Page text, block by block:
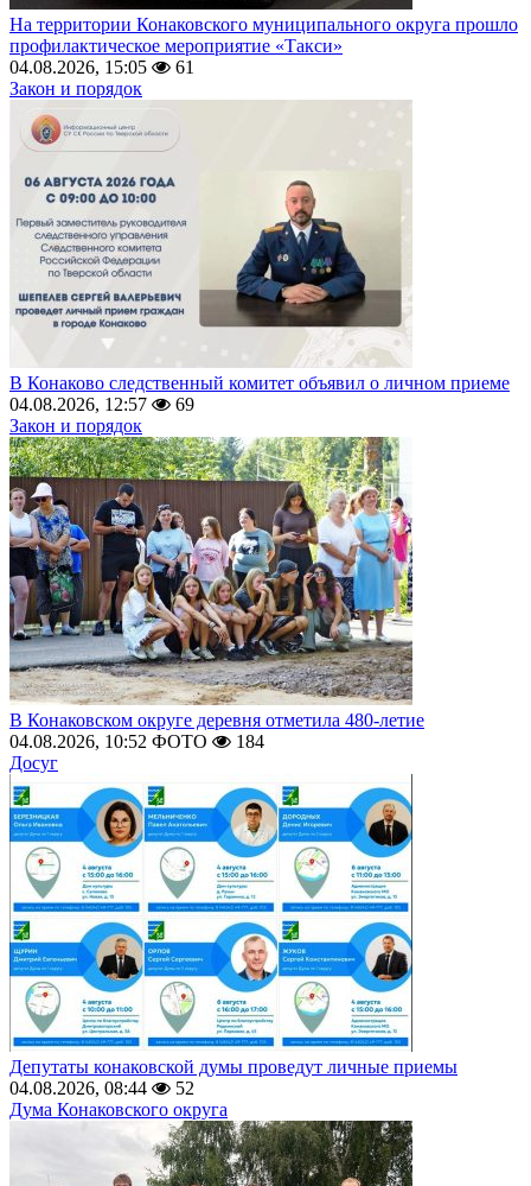
На территории Конаковского муниципального округа прошло
профилактическое мероприятие «Такси»
04.08.2026, 15:05
61
Закон и порядок
В Конаково следственный комитет объявил о личном приеме
04.08.2026, 12:57
69
Закон и порядок
В Конаковском округе деревня отметила 480-летие
04.08.2026, 10:52 ФОТО
184
Досуг
Депутаты конаковской думы проведут личные приемы
04.08.2026, 08:44
52
Дума Конаковского округа